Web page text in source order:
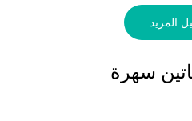
المزيد
سهرة